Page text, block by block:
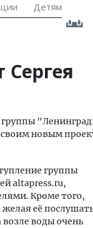
Детям
группы
своим новым
группы
altapress.ru,
Кроме того,
её
воды очень